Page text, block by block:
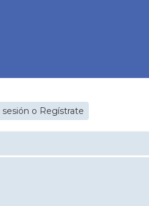
sesión o Regístrate